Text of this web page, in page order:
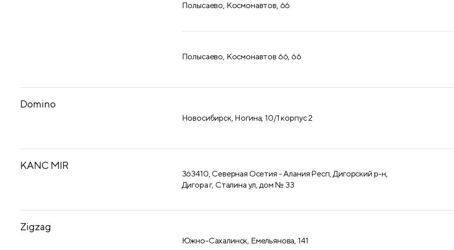
Полысаево, Космонавтов, 66
Полысаево, Космонавтов 66, 66
Domino
Новосибирск, Ногина, 10/1 корпус 2
KANC MIR
363410, Северная Осетия - Алания Респ, Дигорский р-н,
Дигора г, Сталина ул, дом № 33
Zigzag
Южно-Сахалинск, Емельянова, 141